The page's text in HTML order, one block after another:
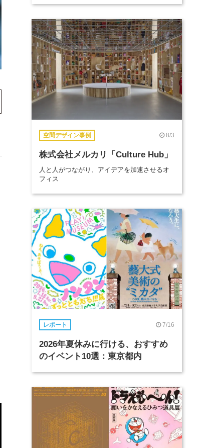
空間デザイン事例 8/3
株式会社メルカリ「Culture Hub」
人と人がつながり、アイデアを加速させるオ
フィス
レポート 7/16
2026年夏休みに行ける、おすすめ
のイベント10選：東京都内